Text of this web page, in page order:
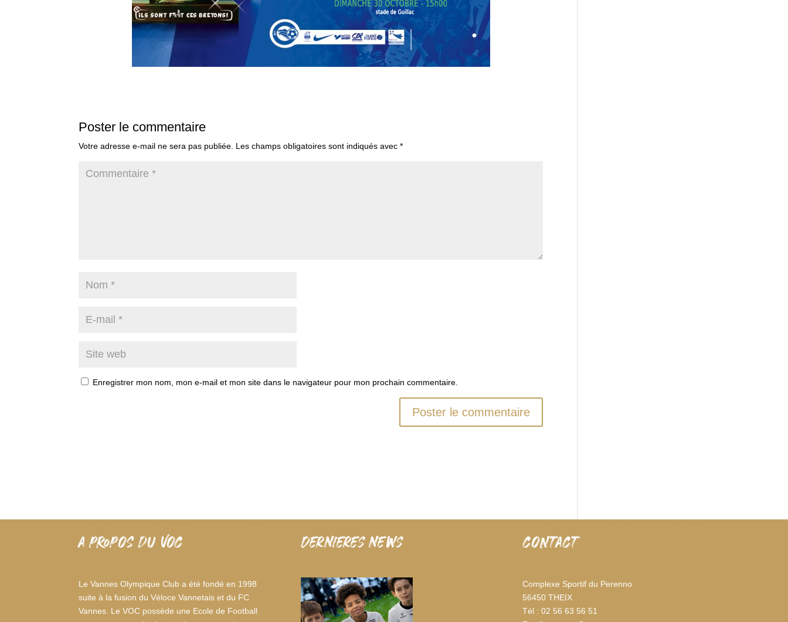
Poster le commentaire
Votre adresse e-mail ne sera pas publiée. Les champs obligatoires sont indiqués avec*
Enregistrer mon nom, mon e-mail et mon site dans le navigateur pour mon prochain commentaire.
A PROPOS DU VOC
Le Vannes Olympique Club a été fondé en 1998
suite à la fusion du Véloce Vannetais et du FC
Vannes. Le VOC possède une Ecole de Football
dernieres news CONTACT
Complexe Sportif du Perenno
56450 THEIX
Tèl : 02 56 63 56 51